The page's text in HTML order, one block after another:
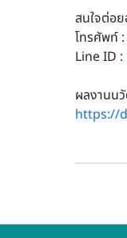
สนใจต่อ
โทรศัพท์
Line ID :
ผลงานน
https://